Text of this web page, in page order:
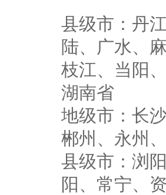
县级市：丹
陆、广水、
枝江、当阳
湖南省
地级市：长
郴州、永州
县级市：浏
阳、常宁、